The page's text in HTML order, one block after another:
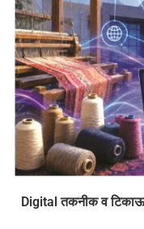
Digital तकनीक व टिकाऊ